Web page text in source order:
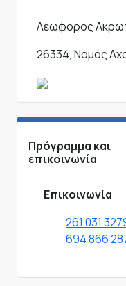
Λεωφορος
26334, Νομός
Πρόγραμμα και
επικοινωνία
Επικοινωνία
261 031
694 866